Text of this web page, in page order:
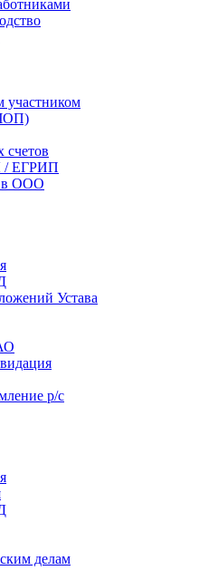
счетов
/ ЕГРИП
в ООО
Устава
р/с
делам